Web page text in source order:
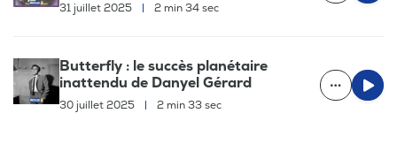
31 juillet 2025 | 2 min 34 sec
Butterfly : le succès planétaire
inattendu de Danyel Gérard
30 juillet 2025 | 2 min 33 sec